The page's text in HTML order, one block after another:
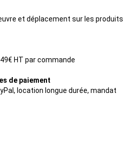
et déplacement sur les produits
HT par commande
de paiement
location longue durée, mandat